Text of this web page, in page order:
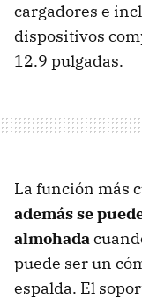
cargadores e
dispositivos
12.9 pulgadas.
La función más
además se
almohada
puede ser un
espalda. El